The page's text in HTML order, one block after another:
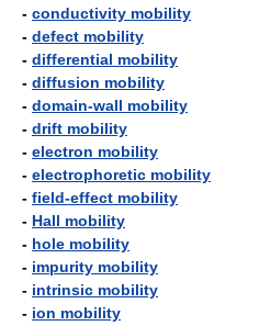
- conductivity mobility
- defect mobility
- differential mobility
- diffusion mobility
- domain-wall mobility
- drift mobility
- electron mobility
- electrophoretic mobility
- field-effect mobility
- Hall mobility
- hole mobility
- impurity mobility
- intrinsic mobility
- ion mobility